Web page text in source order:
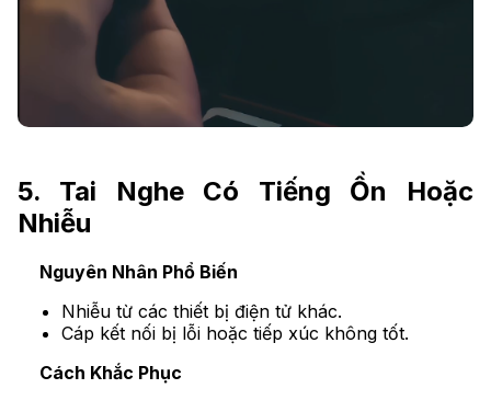
5. Tai Nghe Có Tiếng Ồn Hoặc
Nhiễu
Nguyên Nhân Phổ Biến
Nhiễu từ các thiết bị điện tử khác.
Cáp kết nối bị lỗi hoặc tiếp xúc không tốt.
Cách Khắc Phục